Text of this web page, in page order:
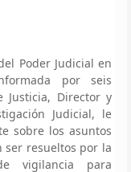
Poder Judicial en
por seis
Justicia, Director y
Judicial, le
sobre los asuntos
ser resueltos por la
vigilancia para